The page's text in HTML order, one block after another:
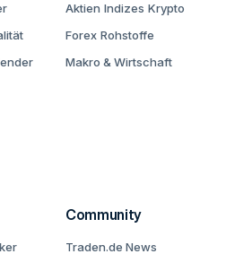
Aktien Indizes Krypto
Forex Rohstoffe
Makro & Wirtschaft
Community
Traden.de News